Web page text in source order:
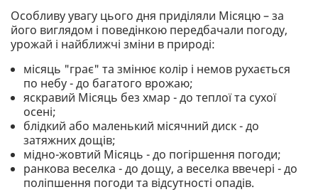
Особливу увагу цього дня приділяли Місяцю – за
його виглядом і поведінкою передбачали погоду,
урожай і найближчі зміни в природі:
місяць "грає" та змінює колір і немов рухається
по небу - до багатого врожаю;
яскравий Місяць без хмар - до теплої та сухої
осені;
блідкий або маленький місячний диск - до
затяжних дощів;
мідно-жовтий Місяць - до погіршення погоди;
ранкова веселка - до дощу, а веселка ввечері - до
поліпшення погоди та відсутності опадів.